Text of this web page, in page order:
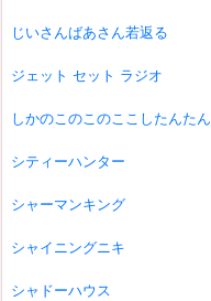
じいさんばあさん若返る
ジェット セット ラジオ
しかのこのこのここしたんたん
シティーハンター
シャーマンキング
シャイニングニキ
シャドーハウス